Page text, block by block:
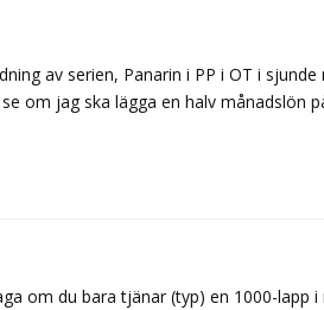
av serien, Panarin i PP i OT i
om jag ska lägga en halv månadslön
om du bara tjänar (typ) en 1000-lapp